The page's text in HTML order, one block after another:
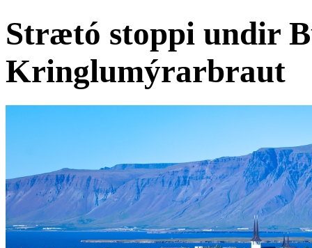
Strætó stoppi undir
Kringlumýrarbraut